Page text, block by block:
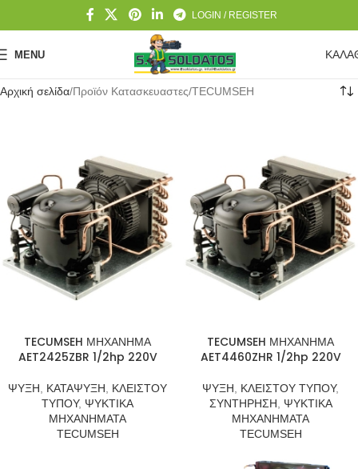
LOGIN / REGISTER
MENU
Αρχική σελίδα Προϊόν Κατασκευαστες TECUMSEH
TECUMSEH ΜΗΧΑΝΗΜΑ
AET2425ZBR 1/2hp 220V
ΨΥΞΗ, ΚΑΤΑΨΥΞΗ, ΚΛΕΙΣΤΟΥ
ΤΥΠΟΥ, ΨΥΚΤΙΚΑ
ΜΗΧΑΝΗΜΑΤΑ
TECUMSEH
TECUMSEH ΜΗΧΑΝΗΜΑ
AET4460ZHR 1/2hp 220V
ΨΥΞΗ, ΚΛΕΙΣΤΟΥ ΤΥΠΟΥ,
ΣΥΝΤΗΡΗΣΗ, ΨΥΚΤΙΚΑ
ΜΗΧΑΝΗΜΑΤΑ
TECUMSEH